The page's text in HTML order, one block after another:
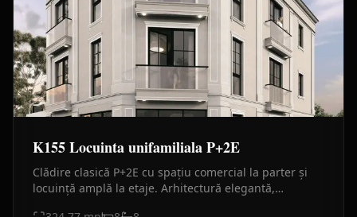
K155 Locuinta unifamiliala P+2E
Clădire clasică P+2E cu spațiu comercial la parter și
locuință amplă la etaje. Arhitectură elegantă,